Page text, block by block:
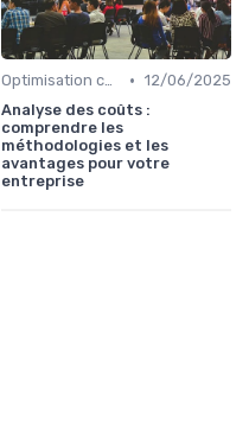
Optimisation coûts • 12/06/2025
Analyse des coûts :
comprendre les
méthodologies et les
avantages pour votre
entreprise